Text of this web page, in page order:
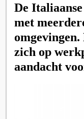
De
met
zich op
aandacht